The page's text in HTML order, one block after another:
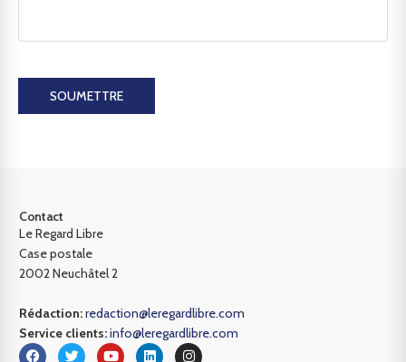
SOUMETTRE
Contact
Le Regard Libre
Case postale
2002 Neuchâtel 2
Rédaction:redaction@leregardlibre.com
Service clients:info@leregardlibre.com